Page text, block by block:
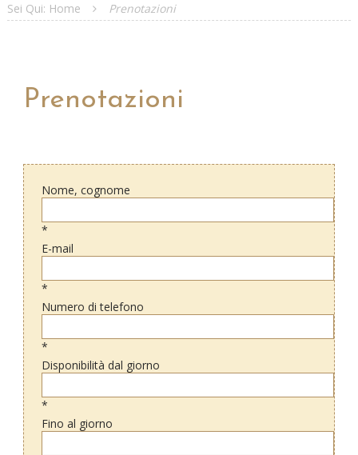
Sei Qui: Home Prenotazioni
Prenotazioni
Nome, cognome
*
E-mail
*
Numero di telefono
*
Disponibilità dal giorno
*
Fino al giorno